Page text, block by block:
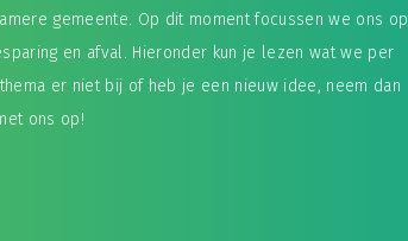
gemeente. Op dit moment focussen we ons op
en afval. Hieronder kun je lezen wat we per
er niet bij of heb je een nieuw idee, neem dan
ons op!